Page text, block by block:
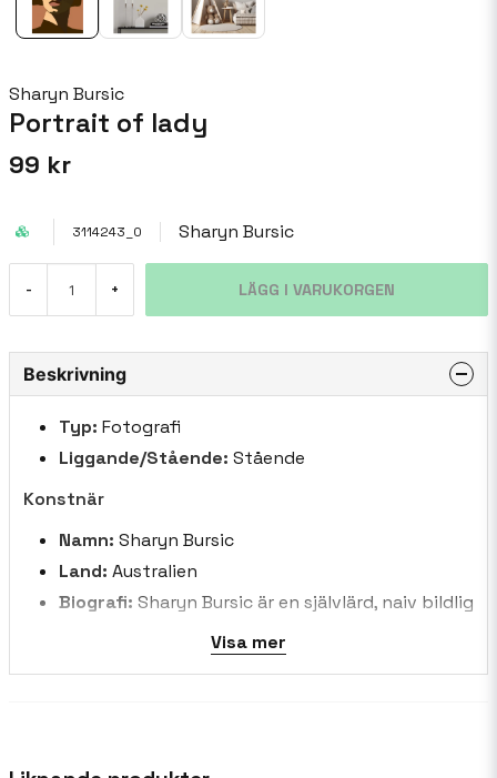
Sharyn Bursic
Portrait of lady
99 kr
3114243_0 Sharyn Bursic
- + LÄGG I VARUKORGEN
Beskrivning
Typ: Fotografi
Liggande/Stående: Stående
Konstnär
Namn: Sharyn Bursic
Land: Australien
Biografi: Sharyn Bursic är en självlärd, naiv bildlig
humorn i vardagen. Med ett lekfullt och intuitivt
tillvägagångssätt, skapar Sharyn livfulla,
Visa mer